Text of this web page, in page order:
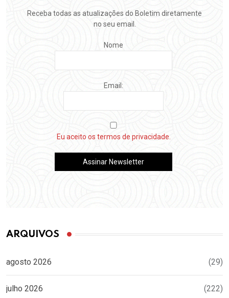
Receba todas as atualizações do Boletim diretamente
no seu email.
Nome
Email:
Eu aceito os termos de privacidade.
ARQUIVOS
agosto 2026 (29)
julho 2026 (222)